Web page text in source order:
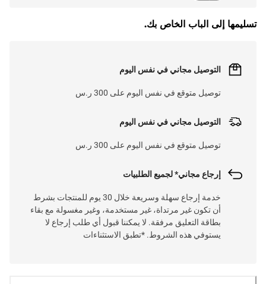
تسليمها إلى الباب الخاص بك.
التوصيل مجاني في نفس اليوم
توصيل متوقع في نفس اليوم على 300 ر.س
التوصيل مجاني في نفس اليوم
توصيل متوقع في نفس اليوم على 300 ر.س
إرجاع مجاني* لجميع الطلبيات
خدمة إرجاع سهلة وسريعة خلال 30 يوم للمنتجات بشرط
أن تكون غير مرتداة، غير مستخدمة، وغير مغسولة مع بقاء
بطاقة التعليق مرفقة. لا يمكننا قبول أي طلب إرجاع لا
يستوفي هذه الشروط. *تطبق الاستثناءات